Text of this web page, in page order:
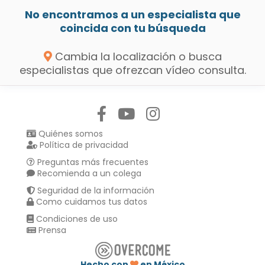
No encontramos a un especialista que
coincida con tu búsqueda
Cambia la localización o busca
especialistas que ofrezcan vídeo consulta.
Quiénes somos
Política de privacidad
Preguntas más frecuentes
Recomienda a un colega
Seguridad de la información
Como cuidamos tus datos
Condiciones de uso
Prensa